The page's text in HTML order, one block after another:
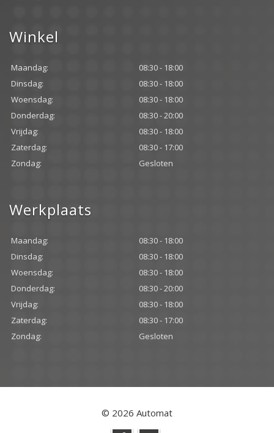
Winkel
Maandag:
08:30 - 18:00
Dinsdag:
08:30 - 18:00
Woensdag:
08:30 - 18:00
Donderdag:
08:30 - 20:00
Vrijdag:
08:30 - 18:00
Zaterdag:
08:30 - 17:00
Zondag:
Gesloten
Werkplaats
Maandag:
08:30 - 18:00
Dinsdag:
08:30 - 18:00
Woensdag:
08:30 - 18:00
Donderdag:
08:30 - 20:00
Vrijdag:
08:30 - 18:00
Zaterdag:
08:30 - 17:00
Zondag:
Gesloten
© 2026 Automat